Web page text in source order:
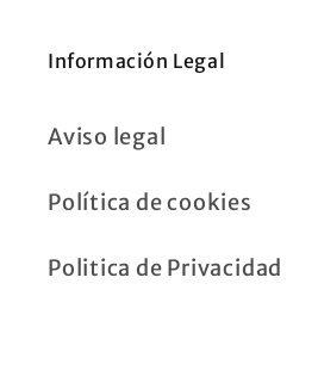
Información Legal
Aviso legal
Política de cookies
Politica de Privacidad